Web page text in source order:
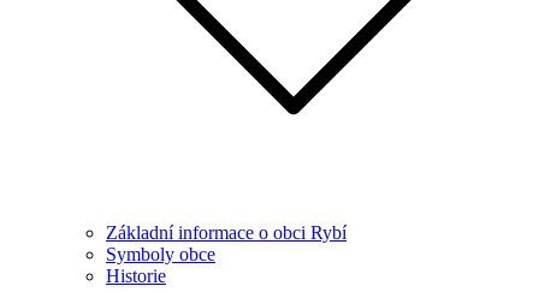
Základní informace o obci Rybí
Symboly obce
Historie